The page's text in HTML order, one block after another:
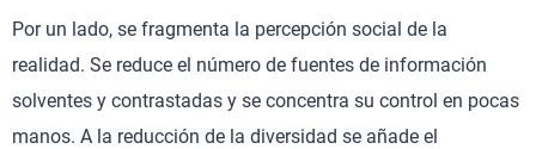
Por un lado, se fragmenta la percepción social de la
realidad. Se reduce el número de fuentes de información
solventes y contrastadas y se concentra su control en pocas
manos. A la reducción de la diversidad se añade el